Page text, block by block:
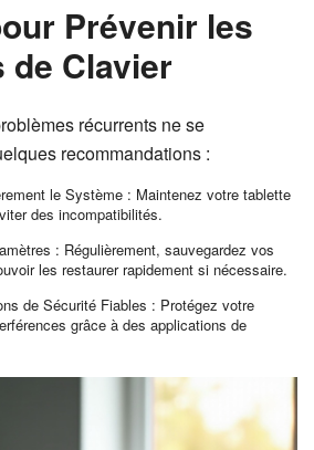
Prévenir les
de Clavier
récurrents ne se
recommandations :
le Système : Maintenez votre tablette
des incompatibilités.
: Régulièrement, sauvegardez vos
les restaurer rapidement si nécessaire.
de Sécurité Fiables : Protégez votre
grâce à des applications de